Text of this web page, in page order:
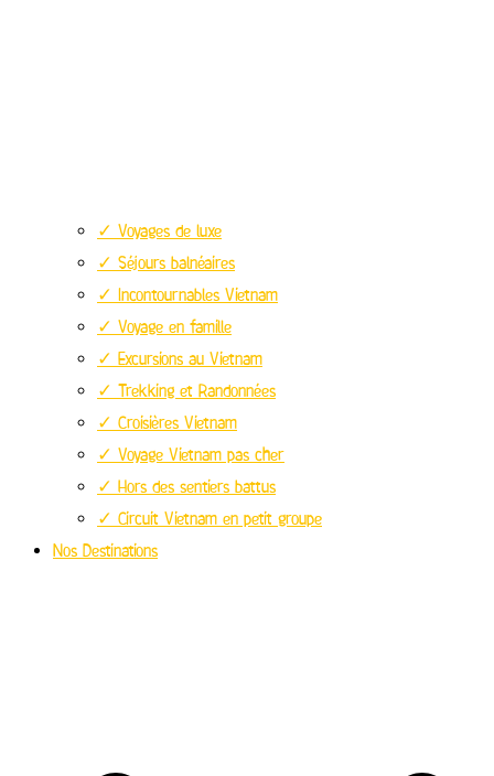
✓ Voyages de luxe
✓ Séjours balnéaires
✓ Incontournables Vietnam
✓ Voyage en famille
✓ Excursions au Vietnam
✓ Trekking et Randonnées
✓ Croisières Vietnam
✓ Voyage Vietnam pas cher
✓ Hors des sentiers battus
✓ Circuit Vietnam en petit groupe
Nos Destinations